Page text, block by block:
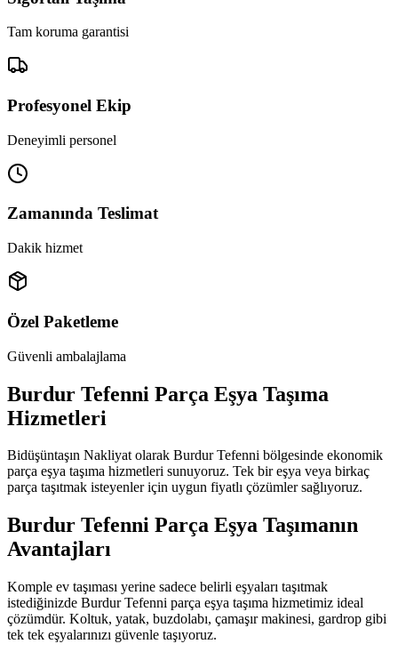
Tam koruma garantisi
Profesyonel Ekip
Deneyimli personel
Zamanında Teslimat
Dakik hizmet
Özel Paketleme
Güvenli ambalajlama
Burdur Tefenni Parça Eşya Taşıma
Hizmetleri
Bidüşüntaşın Nakliyat olarak Burdur Tefenni bölgesinde ekonomik
parça eşya taşıma hizmetleri sunuyoruz. Tek bir eşya veya birkaç
parça taşıtmak isteyenler için uygun fiyatlı çözümler sağlıyoruz.
Burdur Tefenni Parça Eşya Taşımanın
Avantajları
Komple ev taşıması yerine sadece belirli eşyaları taşıtmak
istediğinizde Burdur Tefenni parça eşya taşıma hizmetimiz ideal
çözümdür. Koltuk, yatak, buzdolabı, çamaşır makinesi, gardrop gibi
tek tek eşyalarınızı güvenle taşıyoruz.